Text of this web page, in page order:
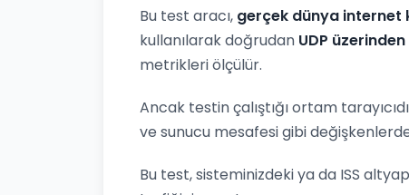
Bu test aracı, gerçek dünya internet
kullanılarak doğrudan UDP üzerinden
metrikleri ölçülür.
Ancak testin çalıştığı ortam
ve sunucu mesafesi gibi
Bu test, sisteminizdeki ya da ISS